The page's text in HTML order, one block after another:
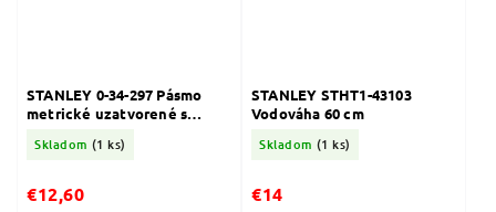
STANLEY 0-34-297 Pásmo
metrické uzatvorené s
Skladom (1 ks)
€12,60
STANLEY STHT1-43103
Vodováha 60 cm
Skladom (1 ks)
€14